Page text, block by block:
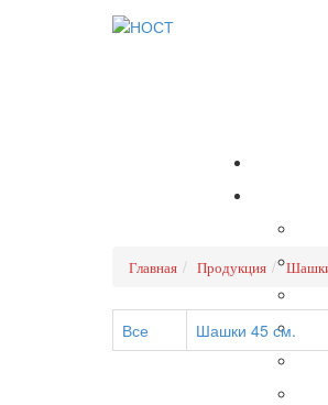
Главная Продукция Шашки
Все Шашки 45 см.